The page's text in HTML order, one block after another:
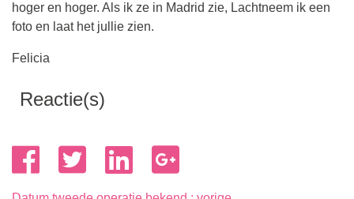
hoger en hoger. Als ik ze in Madrid zie, Lachtneem ik een
foto en laat het jullie zien.
Felicia
Reactie(s)